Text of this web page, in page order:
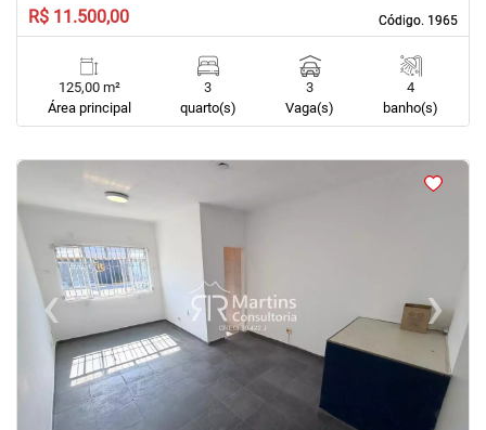
Código. 1965
Código. 1965
R$ 11.500,00
125,00 m²
Área principal
3
quarto(s)
3
Vaga(s)
4
banho(s)
‹Previous ›Next